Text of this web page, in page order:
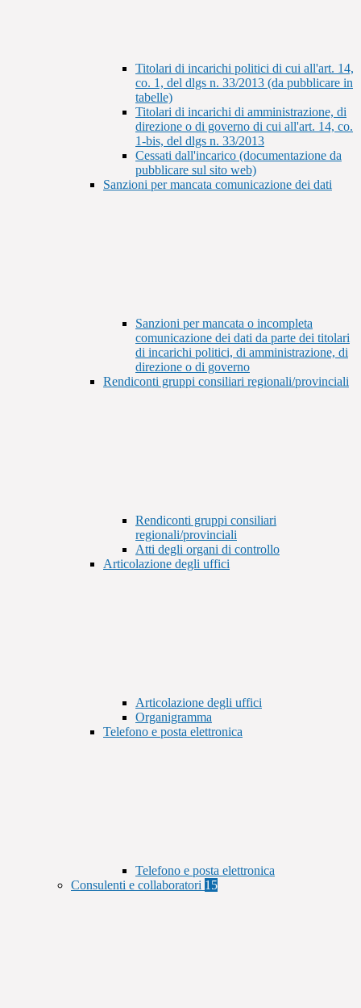
Titolari di incarichi politici di cui all'art. 14,
co. 1, del dlgs n. 33/2013 (da pubblicare in
tabelle)
Titolari di incarichi di amministrazione, di
direzione o di governo di cui all'art. 14, co.
1-bis, del dlgs n. 33/2013
Cessati dall'incarico (documentazione da
pubblicare sul sito web)
Sanzioni per mancata comunicazione dei dati
Sanzioni per mancata o incompleta
comunicazione dei dati da parte dei titolari
di incarichi politici, di amministrazione, di
direzione o di governo
Rendiconti gruppi consiliari regionali/provinciali
Rendiconti gruppi consiliari
regionali/provinciali
Atti degli organi di controllo
Articolazione degli uffici
Articolazione degli uffici
Organigramma
Telefono e posta elettronica
Telefono e posta elettronica
Consulenti e collaboratori 15